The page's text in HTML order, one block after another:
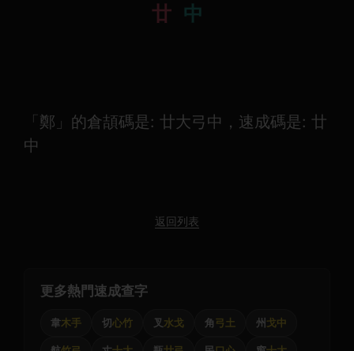
廿 中
「鄭」的倉頡碼是: 廿大弓中，速成碼是: 廿
中
返回列表
更多熱門速成查字
韋木手 切心竹 叉 水戈 角弓土 州 戈中